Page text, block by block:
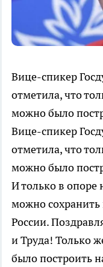
Вице-спикер
отметила, что
можно было
Вице-спикер
отметила, что
можно было
И только в
можно сохранить
России.
и Труда! Только
было построить